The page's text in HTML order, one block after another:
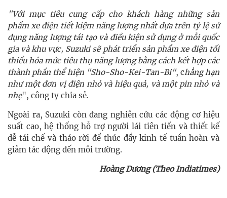
"Với mục tiêu cung cấp cho khách hàng những sản
phẩm xe điện tiết kiệm năng lượng nhất dựa trên tỷ lệ sử
dụng năng lượng tái tạo và điều kiện sử dụng ở mỗi quốc
gia và khu vực, Suzuki sẽ phát triển sản phẩm xe điện tối
thiểu hóa mức tiêu thụ năng lượng bằng cách kết hợp các
thành phần thể hiện "Sho-Sho-Kei-Tan-Bi", chẳng hạn
như một đơn vị điện nhỏ và hiệu quả, và một pin nhỏ và
nhẹ", công ty chia sẻ.
Ngoài ra, Suzuki còn đang nghiên cứu các động cơ hiệu
suất cao, hệ thống hỗ trợ người lái tiên tiến và thiết kế
dễ tái chế và tháo rời để thúc đẩy kinh tế tuần hoàn và
giảm tác động đến môi trường.
Hoàng Dương (Theo Indiatimes)